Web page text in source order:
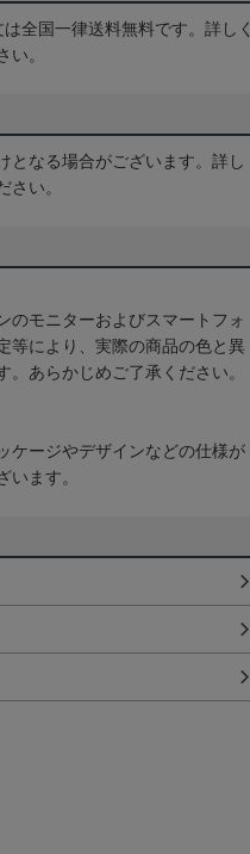
全国一律送料無料です。詳しく
い。
となる場合がございます。詳し
さい。
のモニターおよびスマートフォ
等により、実際の商品の色と異
あらかじめご了承ください。
ケージやデザインなどの仕様が
います。